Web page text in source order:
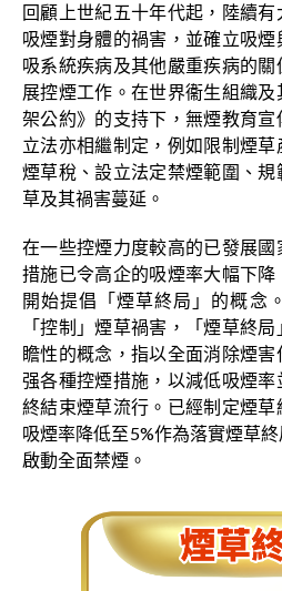
回顧上世紀五十年代起，陸續
吸煙對身體的禍害，並確立吸
吸系統疾病及其他嚴重疾病的
展控煙工作。在世界衞生組織
架公約》的支持下，無煙教育
立法亦相繼制定，例如限制煙
煙草稅、設立法定禁煙範圍、
草及其禍害蔓延。
在一些控煙力度較高的已發展
措施已令高企的吸煙率大幅下
開始提倡「煙草終局」的概念
「控制」煙草禍害，「煙草終
瞻性的概念，指以全面消除煙
强各種控煙措施，以減低吸煙
終結束煙草流行。已經制定煙
吸煙率降低至5%作為落實煙草
啟動全面禁煙。